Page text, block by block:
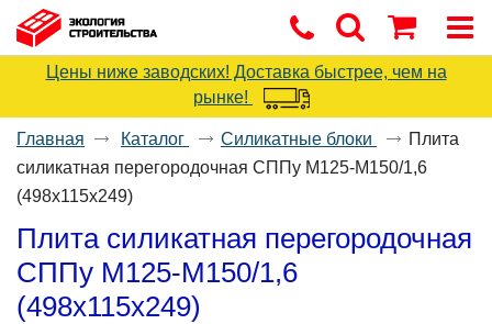
Цены ниже заводских! Доставка быстрее, чем на
рынке!
Главная Каталог Силикатные блоки
Плита
силикатная перегородочная СППу М125-М150/1,6
(498х115х249)
Плита силикатная перегородочная
СППу М125-М150/1,6
(498х115х249)